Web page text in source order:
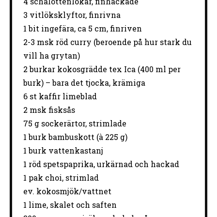
3 vitlöksklyftor, finrivna
1 bit ingefära, ca 5 cm, finriven
2-3 msk röd curry (beroende på hur stark du
vill ha grytan)
2burkar kokosgrädde tex Ica (400 ml per
burk) – bara det tjocka, krämiga
6st kaffir limeblad
2 msk fisksås
75 gsockerärtor, strimlade
1 burk bambuskott (à 225 g)
1 burk vattenkastanj
1 röd spetspaprika, urkärnad och hackad
1 pak choi, strimlad
ev. kokosmjök/vattnet
1 lime, skalet och saften